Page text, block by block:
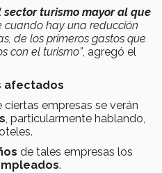
sector turismo mayor al que
cuando hay una reducción
de los primeros gastos que
con el turismo”, agregó el
afectados
empresas se verán
, particularmente hablando,
de tales empresas los
.